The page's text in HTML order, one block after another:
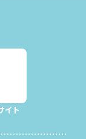
イト